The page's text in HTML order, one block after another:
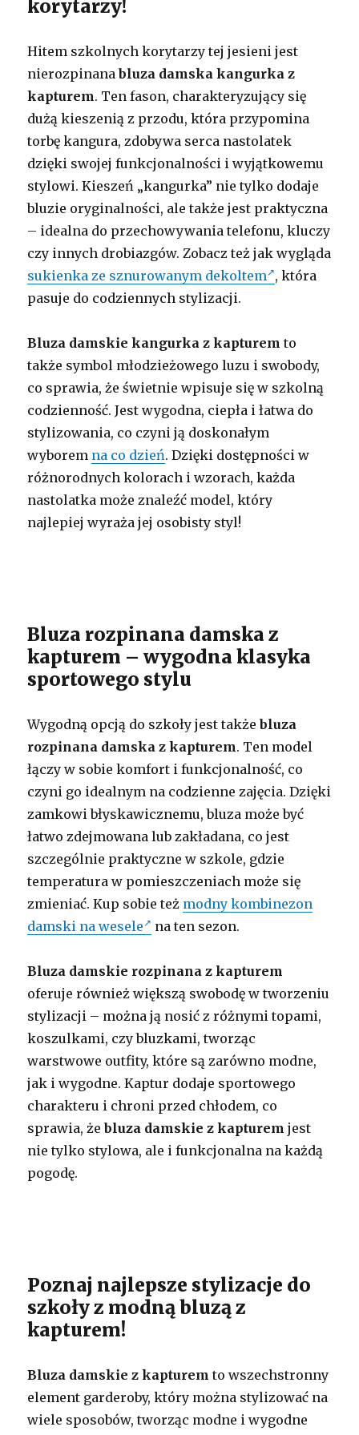
korytarzy!
Hitem szkolnych korytarzy tej jesieni jest
nierozpinanabluza damska kangurka z
kapturem. Ten fason, charakteryzujący się
dużą kieszenią z przodu, która przypomina
torbę kangura, zdobywa serca nastolatek
dzięki swojej funkcjonalności i wyjątkowemu
stylowi. Kieszeń „kangurka” nie tylko dodaje
bluzie oryginalności, ale także jest praktyczna
– idealna do przechowywania telefonu, kluczy
czy innych drobiazgów. Zobacz też jak wygląda
sukienka ze sznurowanym dekoltem , która
pasuje do codziennych stylizacji.
Bluza damskie kangurka z kapturem to
także symbol młodzieżowego luzu i swobody,
co sprawia, że świetnie wpisuje się w szkolną
codzienność. Jest wygodna, ciepła i łatwa do
stylizowania, co czyni ją doskonałym
wyborem na co dzień. Dzięki dostępności w
różnorodnych kolorach i wzorach, każda
nastolatka może znaleźć model, który
najlepiej wyraża jej osobisty styl!
Bluza rozpinana damska z
kapturem – wygodna klasyka
sportowego stylu
Wygodną opcją do szkoły jest takżebluza
rozpinana damska z kapturem. Ten model
łączy w sobie komfort i funkcjonalność, co
czyni go idealnym na codzienne zajęcia. Dzięki
zamkowi błyskawicznemu, bluza może być
łatwo zdejmowana lub zakładana, co jest
szczególnie praktyczne w szkole, gdzie
temperatura w pomieszczeniach może się
zmieniać. Kup sobie też modny kombinezon
damski na wesele
na ten sezon.
Bluza damskie rozpinana z kapturem
oferuje również większą swobodę w tworzeniu
stylizacji – można ją nosić z różnymi topami,
koszulkami, czy bluzkami, tworząc
warstwowe outfity, które są zarówno modne,
jak i wygodne. Kaptur dodaje sportowego
charakteru i chroni przed chłodem, co
sprawia, żebluza damskie z kapturem jest
nie tylko stylowa, ale i funkcjonalna na każdą
pogodę.
Poznaj najlepsze stylizacje do
szkoły z modną bluzą z
kapturem!
Bluza damskie z kapturem to wszechstronny
element garderoby, który można stylizować na
wiele sposobów, tworząc modne i wygodne